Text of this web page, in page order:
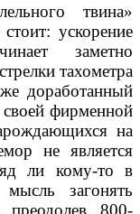
твина»
ускорение
заметно
тахометра
доработанный
своей фирменной
на
не является
ли кому-то в
загонять
преодолев 800-